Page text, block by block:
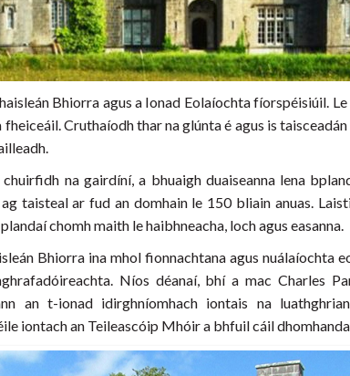
Bhiorra agus a Ionad Eolaíochta fíorspéisiúil.
Cruthaíodh thar na glúnta é agus is
na gairdíní, a bhuaigh duaiseanna lena
taisteal ar fud an domhain le 150 bliain anuas.
chomh maith le haibhneacha, loch agus easanna.
Bhiorra ina mhol fionnachtana agus nuálaíochta
Níos déanaí, bhí a mac Charles
an t-ionad idirghníomhach iontais na
iontach an Teileascóip Mhóir a bhfuil cáil